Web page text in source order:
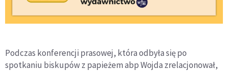
Podczas konferencji prasowej, która odbyła się po
spotkaniu biskupów z papieżem abp Wojda zrelacjonował,